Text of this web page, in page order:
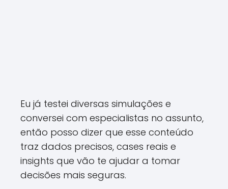
Eu já testei diversas simulações e
conversei com especialistas no assunto,
então posso dizer que esse conteúdo
traz dados precisos, cases reais e
insights que vão te ajudar a tomar
decisões mais seguras.